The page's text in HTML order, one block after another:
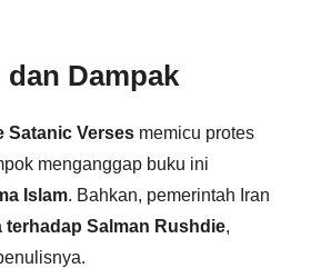
Dampak
Satanic Verses memicu protes
menganggap buku ini
Islam. Bahkan, pemerintah Iran
terhadap Salman Rushdie,